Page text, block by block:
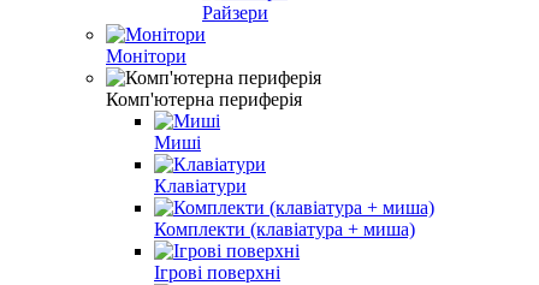
Райзери
Монітори
Комп'ютерна периферія
Миші
Клавіатури
Комплекти (клавіатура + миша)
Ігрові поверхні